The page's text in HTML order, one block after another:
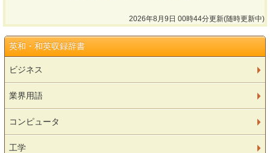
2026年8月9日 00時44分更新(随時更新中)
英和・和英収録辞書
ビジネス
業界用語
コンピュータ
工学